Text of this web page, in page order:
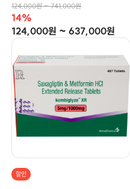
124,000원 ~ 741,000원
14%
124,000원 ~ 637,000원
할인